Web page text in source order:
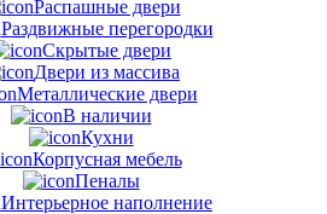
Распашные двери
Раздвижные перегородки
Скрытые двери
Двери из массива
Металлические двери
В наличии
Кухни
Корпусная мебель
Пеналы
Интерьерное наполнение